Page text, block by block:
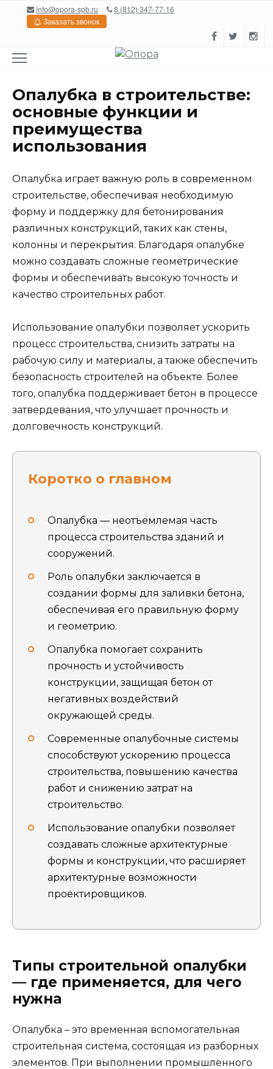
Перейтиinfo@opora-spb.ru
8 (812) 347-77-16
Заказать звонок
Опалубка в строительстве:
основные функции и
преимущества
использования
Опалубка играет важную роль в современном
строительстве, обеспечивая необходимую
форму и поддержку для бетонирования
различных конструкций, таких как стены,
колонны и перекрытия. Благодаря опалубке
можно создавать сложные геометрические
формы и обеспечивать высокую точность и
качество строительных работ.
Использование опалубки позволяет ускорить
процесс строительства, снизить затраты на
рабочую силу и материалы, а также обеспечить
безопасность строителей на объекте. Более
того, опалубка поддерживает бетон в процессе
затвердевания, что улучшает прочность и
долговечность конструкций.
Коротко о главном
Опалубка — неотъемлемая часть
процесса строительства зданий и
сооружений.
Роль опалубки заключается в
создании формы для заливки бетона,
обеспечивая его правильную форму
и геометрию.
Опалубка помогает сохранить
прочность и устойчивость
конструкции, защищая бетон от
негативных воздействий
окружающей среды.
Современные опалубочные системы
способствуют ускорению процесса
строительства, повышению качества
работ и снижению затрат на
строительство.
Использование опалубки позволяет
создавать сложные архитектурные
формы и конструкции, что расширяет
архитектурные возможности
проектировщиков.
Типы строительной опалубки
— где применяется, для чего
нужна
Опалубка – это временная вспомогательная
строительная система, состоящая из разборных
элементов. При выполнении промышленного